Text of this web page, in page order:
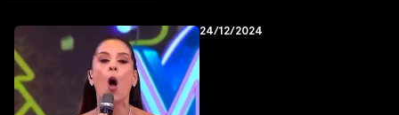
24/12/2024